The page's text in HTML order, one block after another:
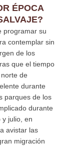
ÉPOCA
programar su
contemplar sin
de los
que el tiempo
de
durante
parques de los
durante
y julio, en
avistar las
migración